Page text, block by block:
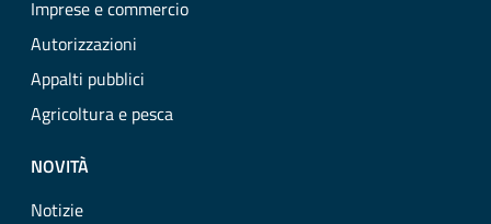
Imprese e commercio
Autorizzazioni
Appalti pubblici
Agricoltura e pesca
NOVITÀ
Notizie